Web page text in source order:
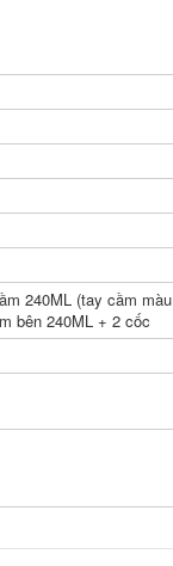
240ML (tay cầm màu
bên 240ML + 2 cốc